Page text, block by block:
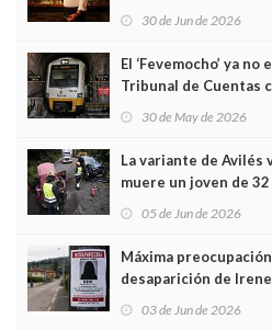
Asturias en Madrid
30 de Jun de 2026
El ‘Fevemocho’ ya
Tribunal de Cuentas
sobrecoste de los
30 de May de 2026
La variante de Avilés
muere un joven de
frontal
05 de Jun de 2026
Máxima
desaparición de
03 de Jun de 2026